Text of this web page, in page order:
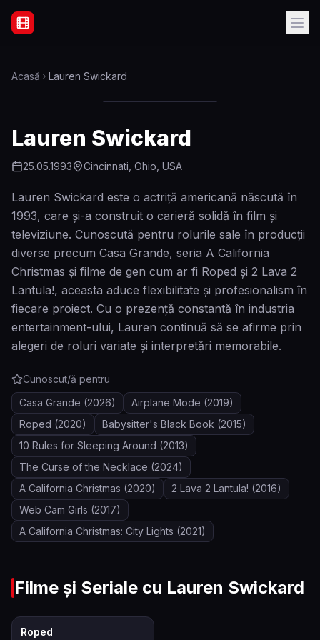
Filme Online Subtitrate - Acasă
Acasă Lauren Swickard
Lauren Swickard
25.05.1993 Cincinnati, Ohio, USA
Lauren Swickard este o actriță americană născută în
1993, care și-a construit o carieră solidă în film și
televiziune. Cunoscută pentru rolurile sale în producții
diverse precum Casa Grande, seria A California
Christmas și filme de gen cum ar fi Roped și 2 Lava 2
Lantula!, aceasta aduce flexibilitate și profesionalism în
fiecare proiect. Cu o prezență constantă în industria
entertainment-ului, Lauren continuă să se afirme prin
alegeri de roluri variate și interpretări memorabile.
Cunoscut/ă pentru
Casa Grande (2026) Airplane Mode (2019)
Roped (2020) Babysitter's Black Book (2015)
10 Rules for Sleeping Around (2013)
The Curse of the Necklace (2024)
A California Christmas (2020) 2 Lava 2 Lantula! (2016)
Web Cam Girls (2017)
A California Christmas: City Lights (2021)
Filme și Seriale cu Lauren Swickard
Roped